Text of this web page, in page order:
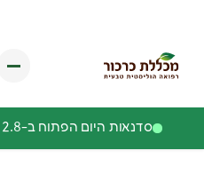
סדנאות היום הפתוח ב-12.8-